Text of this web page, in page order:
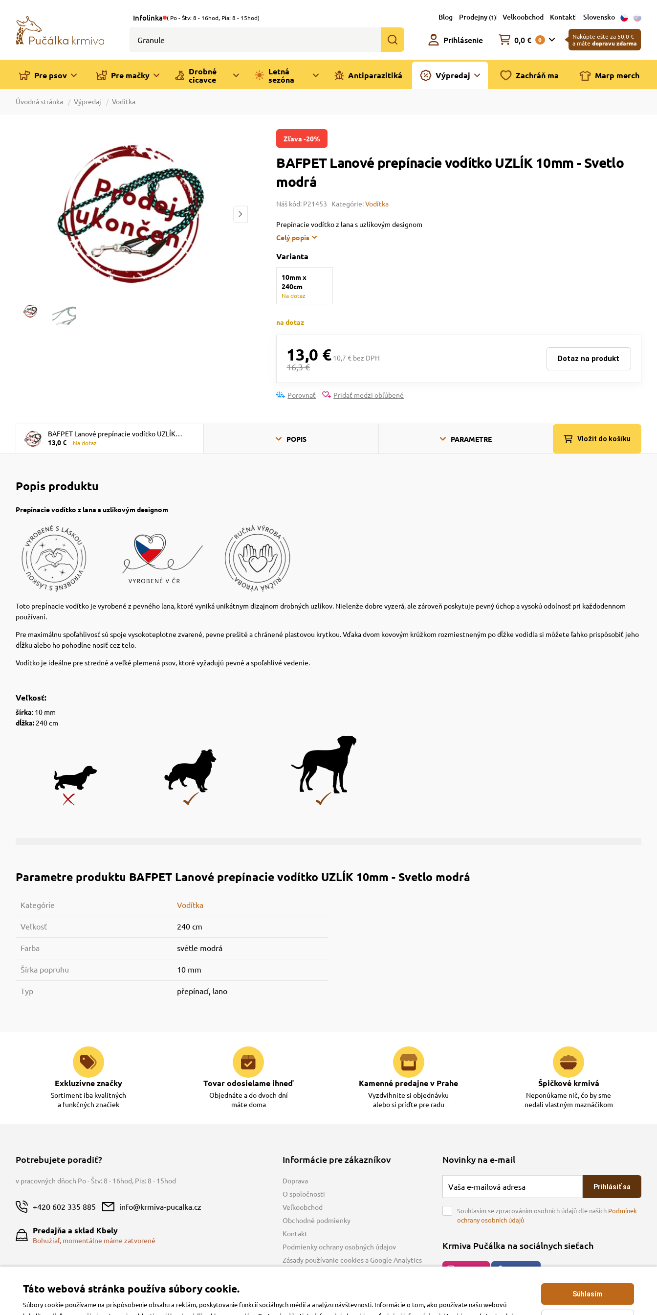
Infolinka ( Po - Štv: 8 - 16hod, Pia: 8 - 15hod) Blog Prodejny (1) Velkoobchod Kontakt Slovensko
Prihlásenie 0,0 € 0
Nakúpte ešte za 50,0 €
a máte dopravu zdarma
Pre psov Pre mačky
Drobné
cicavce
Letná
sezóna
Antiparazitiká Výpredaj Zachráň ma Marp merch
Úvodná stránka Výpredaj Vodítka
Zľava -20%
BAFPET Lanové prepínacie vodítko UZLÍK 10mm - Svetlo
modrá
Náš kód: P21453 Kategórie:Vodítka
Prepínacie vodítko z lana s uzlíkovým designom
Celý popis
Varianta
10mm x
240cm
Na dotaz
na dotaz
13,0 € 10,7 € bez DPH
16,3 €
Dotaz na produkt
Porovnať Pridať medzi obľúbené
BAFPET Lanové prepínacie vodítko UZLÍK
10mm - Svetlo modrá
13,0 € Na dotaz POPIS PARAMETRE Vložit do košíku
Popis produktu
Prepínacie vodítko z lana s uzlíkovým designom
Toto prepínacie vodítko je vyrobené z pevného lana, ktoré vyniká unikátnym dizajnom drobných uzlíkov. Nielenže dobre vyzerá, ale zároveň poskytuje pevný úchop a vysokú odolnosť pri každodennom
používaní.
Pre maximálnu spoľahlivosť sú spoje vysokoteplotne zvarené, pevne prešité a chránené plastovou krytkou. Vďaka dvom kovovým krúžkom rozmiestneným po dĺžke vodidla si môžete ľahko prispôsobiť jeho
dĺžku alebo ho pohodlne nosiť cez telo.
Vodítko je ideálne pre stredné a veľké plemená psov, ktoré vyžadujú pevné a spoľahlivé vedenie.
Veľkosť:
šírka: 10 mm
dĺžka: 240 cm
Parametre produktu BAFPET Lanové prepínacie vodítko UZLÍK 10mm - Svetlo modrá
Kategórie Vodítka
Veľkosť 240 cm
Farba světle modrá
Šírka popruhu 10 mm
Typ přepínací, lano
Exkluzívne značky
Sortiment iba kvalitných
a funkčných značiek
Tovar odosielame ihneď
Objednáte a do dvoch dní
máte doma
Kamenné predajne v Prahe
Vyzdvihnite si objednávku
alebo si príďte pre radu
Špičkové krmivá
Neponúkame nič, čo by sme
nedali vlastným maznáčikom
Potrebujete poradiť?
v pracovných dňoch Po - Štv: 8 - 16hod, Pia: 8 - 15hod
+420 602 335 885 info@krmiva-pucalka.cz
Predajňa a sklad Kbely
Bohužiaľ, momentálne máme zatvorené
Informácie pre zákazníkov
Doprava
O spoločnosti
Veľkoobchod
Obchodné podmienky
Kontakt
Podmienky ochrany osobných údajov
Zásady používanie cookies a Google Analytics
Novinky na e-mail
Prihlásiť sa
Souhlasím se zpracováním osobních údajů dle našich Podmínek
ochrany osobních údajů
Krmiva Pučálka na sociálnych sieťach
Táto webová stránka používa súbory cookie.
Súbory cookie používame na prispôsobenie obsahu a reklám, poskytovanie funkcií sociálnych médií a analýzu návštevnosti. Informácie o tom, ako používate našu webovú
Súhlasím